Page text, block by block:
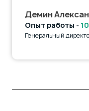
Демин
Опыт работы -
Генеральный